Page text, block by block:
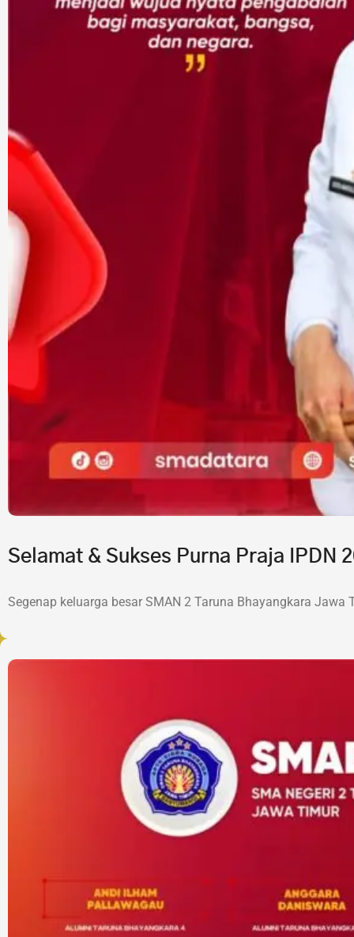
Selamat & Sukses Purna Praja IPDN
Segenap keluarga besar SMAN 2 Taruna Bhayangkara Jawa